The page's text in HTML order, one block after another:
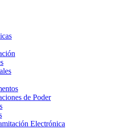
de Poder
Electrónica